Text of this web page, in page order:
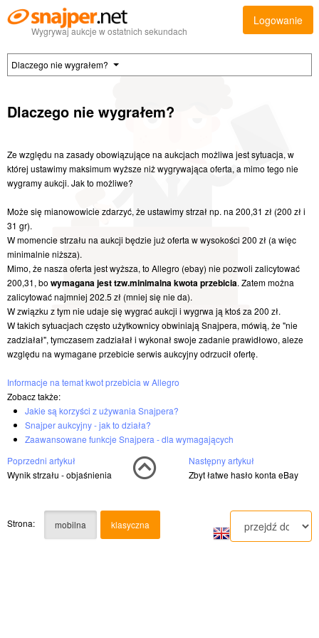
Wygrywaj aukcje w ostatnich sekundach
Logowanie
Dlaczego nie wygrałem?
Dlaczego nie wygrałem?
Ze względu na zasady obowiązujące na aukcjach możliwa jest sytuacja, w
której ustawimy maksimum wyższe niż wygrywająca oferta, a mimo tego nie
wygramy aukcji. Jak to możliwe?
Może się mianowowicie zdarzyć, że ustawimy strzał np. na 200,31 zł (200 zł i
31 gr).
W momencie strzału na aukcji będzie już oferta w wysokości 200 zł (a więc
minimalnie niższa).
Mimo, że nasza oferta jest wyższa, to Allegro (ebay) nie pozwoli zalicytować
200,31, bo wymagana jest tzw.minimalna kwota przebicia. Zatem można
zalicytować najmniej 202.5 zł (mniej się nie da).
W związku z tym nie udaje się wygrać aukcji i wygrwa ją ktoś za 200 zł.
W takich sytuacjach często użytkownicy obwiniają Snajpera, mówią, że "nie
zadziałał", tymczasem zadziałał i wykonał swoje zadanie prawidłowo, aleze
względu na wymagane przebicie serwis aukcyjny odrzucił ofertę.
Informacje na temat kwot przebicia w Allegro
Zobacz także:
Jakie są korzyści z używania Snajpera?
Snajper aukcyjny - jak to działa?
Zaawansowane funkcje Snajpera - dla wymagających
Poprzedni artykuł
Wynik strzału - objaśnienia
Następny artykuł
Zbyt łatwe hasło konta eBay
Strona: mobilna klasyczna